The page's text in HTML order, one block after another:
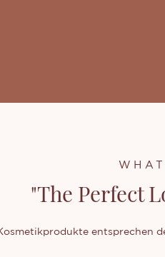
"The Perfect
entsprechen